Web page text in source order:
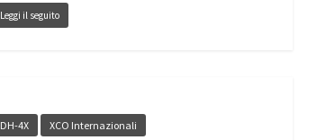
Leggi il seguito
DH-4X XCO Internazionali